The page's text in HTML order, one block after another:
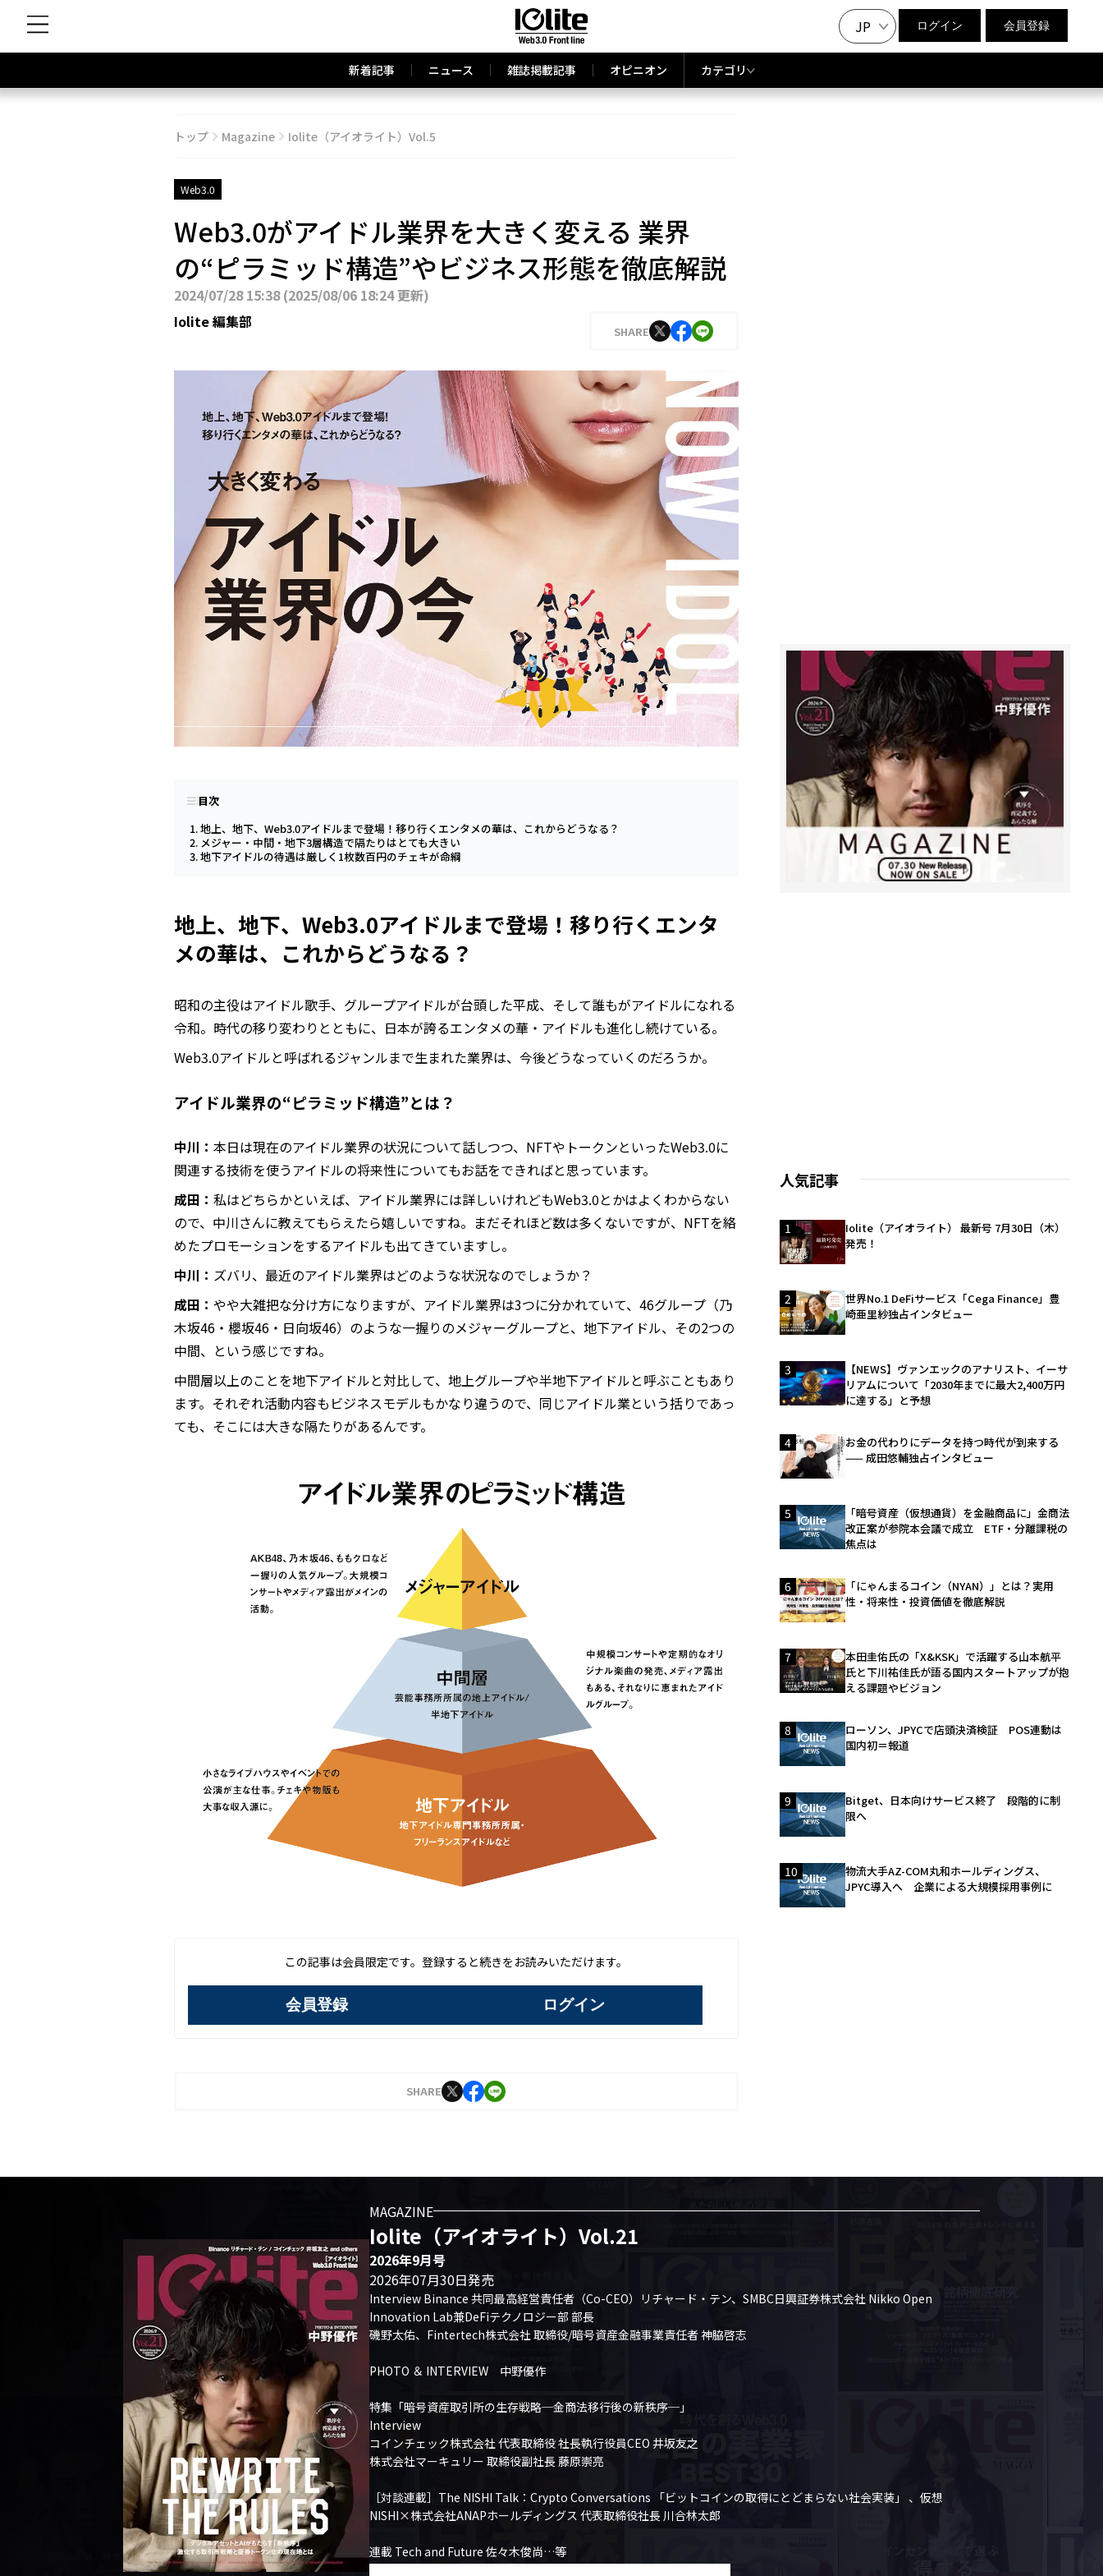
JP ログイン 会員登録
新着記事 ニュース 雑誌掲載記事 オピニオン カテゴリ
トップ Magazine Iolite（アイオライト）Vol.5
Web3.0
Web3.0がアイドル業界を大きく変える 業界
の“ピラミッド構造”やビジネス形態を徹底解説
2024/07/28 15:38(2025/08/06 18:24 更新)
Iolite 編集部
SHARE
目次
地上、地下、Web3.0アイドルまで登場！移り行くエンタメの華は、これからどうなる？
メジャー・中間・地下3層構造で隔たりはとても大きい
地下アイドルの待遇は厳しく1枚数百円のチェキが命綱
地上、地下、Web3.0アイドルまで登場！移り行くエンタ
メの華は、これからどうなる？
昭和の主役はアイドル歌手、グループアイドルが台頭した平成、そして誰もがアイドルになれる
令和。時代の移り変わりとともに、日本が誇るエンタメの華・アイドルも進化し続けている。
Web3.0アイドルと呼ばれるジャンルまで生まれた業界は、今後どうなっていくのだろうか。
アイドル業界の“ピラミッド構造”とは？
中川： 本日は現在のアイドル業界の状況について話しつつ、NFTやトークンといったWeb3.0に
関連する技術を使うアイドルの将来性についてもお話をできればと思っています。
成田： 私はどちらかといえば、アイドル業界には詳しいけれどもWeb3.0とかはよくわからない
ので、中川さんに教えてもらえたら嬉しいですね。まだそれほど数は多くないですが、NFTを絡
めたプロモーションをするアイドルも出てきていますし。
中川： ズバリ、最近のアイドル業界はどのような状況なのでしょうか？
成田： やや大雑把な分け方になりますが、アイドル業界は3つに分かれていて、46グループ（乃
木坂46・櫻坂46・日向坂46）のような一握りのメジャーグループと、地下アイドル、その2つの
中間、という感じですね。
中間層以上のことを地下アイドルと対比して、地上グループや半地下アイドルと呼ぶこともあり
ます。それぞれ活動内容もビジネスモデルもかなり違うので、同じアイドル業という括りであっ
ても、そこには大きな隔たりがあるんです。
この記事は会員限定です。登録すると続きをお読みいただけます。
会員登録 ログイン
SHARE
人気記事
1
Iolite（アイオライト） 最新号 7月30日（木）
発売！
2
世界No.1 DeFiサービス「Cega Finance」豊
崎亜里紗独占インタビュー
3
【NEWS】ヴァンエックのアナリスト、イーサ
リアムについて「2030年までに最大2,400万円
に達する」と予想
4
お金の代わりにデータを持つ時代が到来する
—— 成田悠輔独占インタビュー
5
「暗号資産（仮想通貨）を金融商品に」金商法
改正案が参院本会議で成立 ETF・分離課税の
焦点は
6
「にゃんまるコイン（NYAN）」とは？実用
性・将来性・投資価値を徹底解説
7
本田圭佑氏の「X&KSK」で活躍する山本航平
氏と下川祐佳氏が語る国内スタートアップが抱
える課題やビジョン
8
ローソン、JPYCで店頭決済検証 POS連動は
国内初＝報道
9
Bitget、日本向けサービス終了 段階的に制
限へ
10
物流大手AZ-COM丸和ホールディングス、
JPYC導入へ 企業による大規模採用事例に
MAGAZINE
Iolite（アイオライト）Vol.21
2026年9月号
2026年07月30日発売
Interview Binance 共同最高経営責任者（Co-CEO）リチャード・テン、SMBC日興証券株式会社 Nikko Open
Innovation Lab兼DeFiテクノロジー部 部長
磯野太佑、Fintertech株式会社 取締役/暗号資産金融事業責任者 神脇啓志
PHOTO ＆ INTERVIEW　中野優作
特集「暗号資産取引所の生存戦略─金商法移行後の新秩序─」
Interview
コインチェック株式会社 代表取締役 社長執行役員CEO 井坂友之
株式会社マーキュリー 取締役副社長 藤原崇亮
［対談連載］The NISHI Talk：Crypto Conversations 「ビットコインの取得にとどまらない社会実装」 、仮想
NISHI×株式会社ANAPホールディングス 代表取締役社長 川合林太郎
連載 Tech and Future 佐々木俊尚…等